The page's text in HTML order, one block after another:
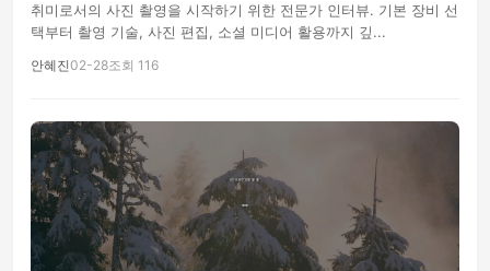
취미로서의 사진 촬영을 시작하기 위한 전문가 인터뷰. 기본 장비 선
택부터 촬영 기술, 사진 편집, 소셜 미디어 활용까지 깊...
안혜진02-28조회 116